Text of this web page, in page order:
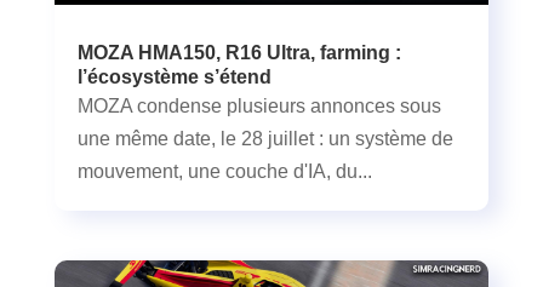
MOZA HMA150, R16 Ultra, farming :
l’écosystème s’étend
MOZA condense plusieurs annonces sous
une même date, le 28 juillet : un système de
mouvement, une couche d'IA, du...